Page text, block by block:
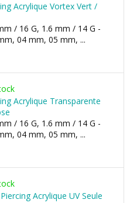
Acrylique Vortex Vert /
/ 16 G, 1.6 mm / 14 G -
04 mm, 05 mm, ...
Acrylique Transparente
/ 16 G, 1.6 mm / 14 G -
04 mm, 05 mm, ...
Acrylique UV Seule